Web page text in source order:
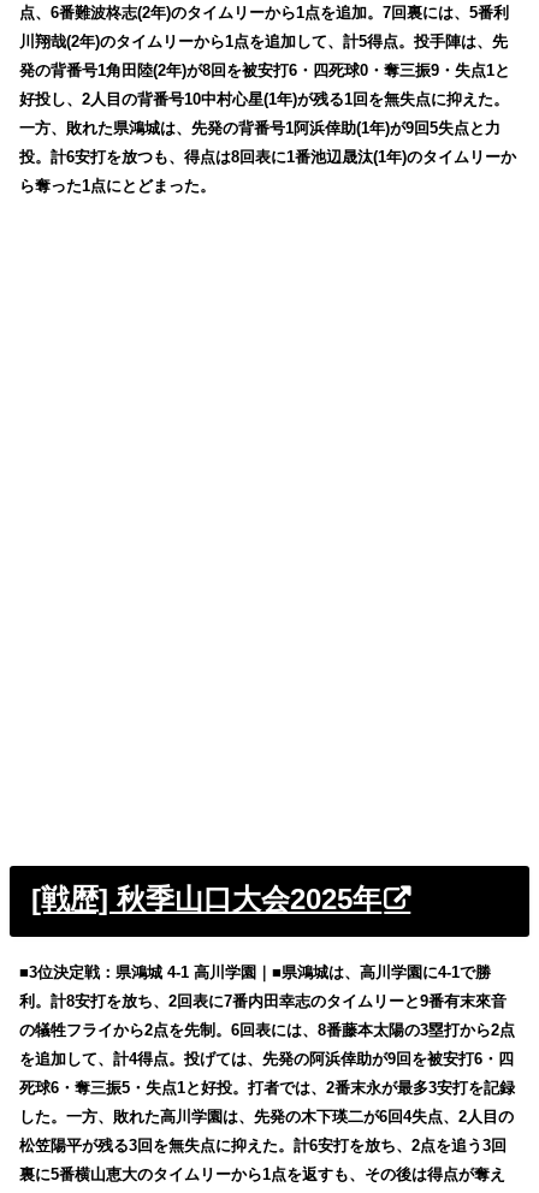
点、6番難波柊志(2年)のタイムリーから1点を追加。7回裏には、5番利
川翔哉(2年)のタイムリーから1点を追加して、計5得点。投手陣は、先
発の背番号1角田陸(2年)が8回を被安打6・四死球0・奪三振9・失点1と
好投し、2人目の背番号10中村心星(1年)が残る1回を無失点に抑えた。
一方、敗れた県鴻城は、先発の背番号1阿浜倖助(1年)が9回5失点と力
投。計6安打を放つも、得点は8回表に1番池辺晟汰(1年)のタイムリーか
ら奪った1点にとどまった。
[戦歴] 秋季山口大会2025年
■3位決定戦：県鴻城 4-1 高川学園｜■県鴻城は、高川学園に4-1で勝
利。計8安打を放ち、2回表に7番内田幸志のタイムリーと9番有末來音
の犠牲フライから2点を先制。6回表には、8番藤本太陽の3塁打から2点
を追加して、計4得点。投げては、先発の阿浜倖助が9回を被安打6・四
死球6・奪三振5・失点1と好投。打者では、2番末永が最多3安打を記録
した。一方、敗れた高川学園は、先発の木下瑛二が6回4失点、2人目の
松笠陽平が残る3回を無失点に抑えた。計6安打を放ち、2点を追う3回
裏に5番横山恵大のタイムリーから1点を返すも、その後は得点が奪え